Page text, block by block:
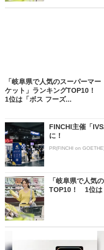
「岐阜県で人気のスーパーマー
ケット」ランキングTOP10！
1位は「ボス フーズ...
FINCHI主催「
に！
PR(FINCHI on
「岐阜県で人気
TOP10！ 1位は